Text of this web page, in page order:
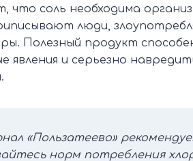
что соль необходима
люди,
Полезный продукт
явления и серьезно
«Пользатеево»
норм потребления